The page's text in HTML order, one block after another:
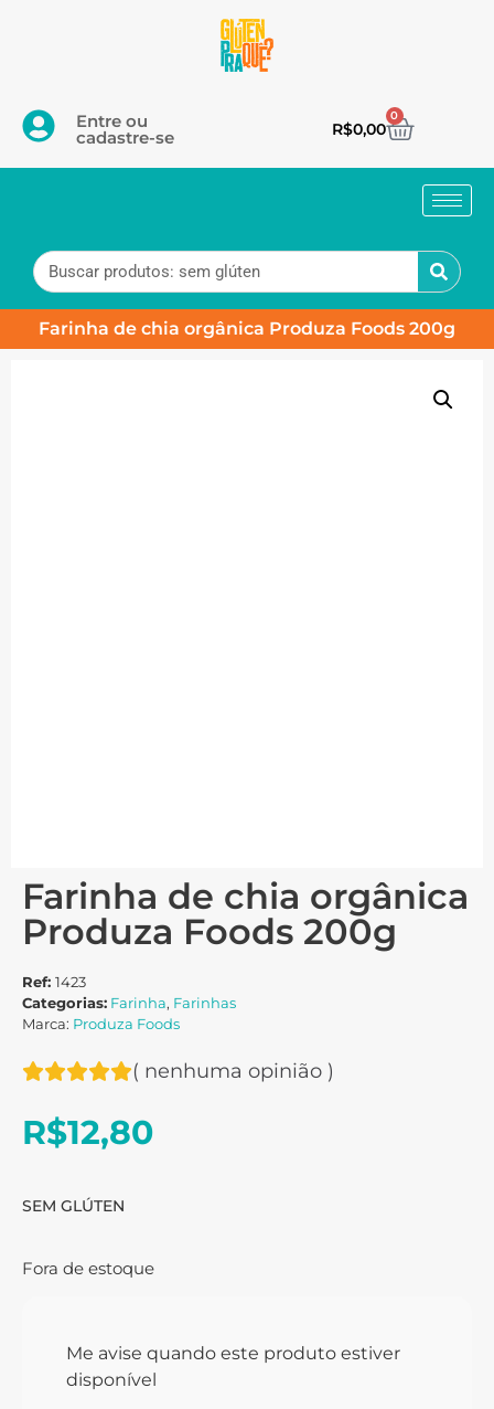
Entre ou
cadastre-se R$0,00
0
Farinha de chia orgânica Produza Foods 200g
Farinha de chia orgânica
Produza Foods 200g
Ref: 1423
Categorias: Farinha, Farinhas
Marca: Produza Foods
( nenhuma opinião )
R$12,80
SEM GLÚTEN
Fora de estoque
Me avise quando este produto estiver
disponível